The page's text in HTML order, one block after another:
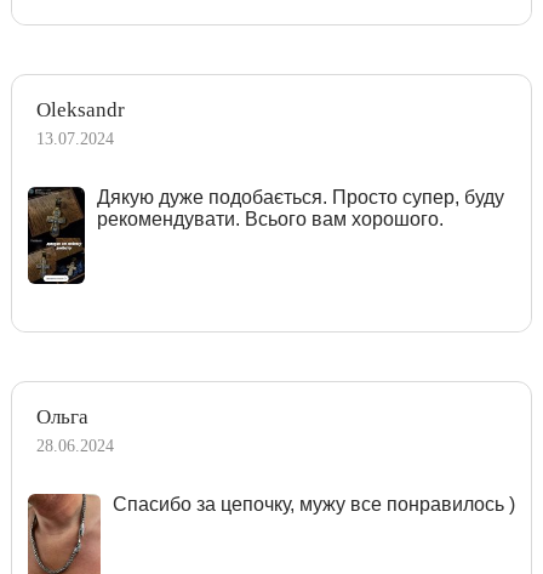
Oleksandr
13.07.2024
Дякую дуже подобається. Просто супер, буду
рекомендувати. Всього вам хорошого.
Ольга
28.06.2024
Спасибо за цепочку, мужу все понравилось )